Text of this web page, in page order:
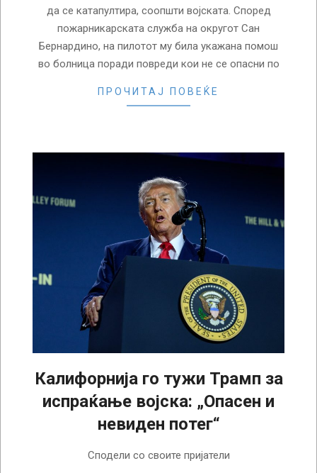
да се катапултира, соопшти војската. Според
пожарникарската служба на округот Сан
Бернардино, на пилотот му била укажана помош
во болница поради повреди кои не се опасни по
ПРОЧИТАЈ ПОВЕЌЕ
Калифорнија го тужи Трамп за
испраќање војска: „Опасен и
невиден потег“
Сподели со своите пријатели